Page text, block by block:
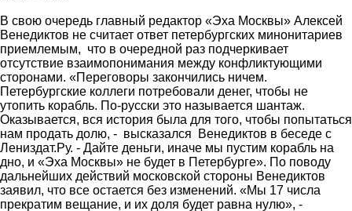
В свою очередь главный редактор «Эха Москвы» Алексей
Венедиктов не считает ответ петербургских минонитариев
приемлемым, что в очередной раз подчеркивает
отсутствие взаимопонимания между конфликтующими
сторонами. «Переговоры закончились ничем.
Петербургские коллеги потребовали денег, чтобы не
утопить корабль. По-русски это называется шантаж.
Оказывается, вся история была для того, чтобы попытаться
нам продать долю, - высказался Венедиктов в беседе с
Лениздат.Ру. - Дайте деньги, иначе мы пустим корабль на
дно, и «Эха Москвы» не будет в Петербурге». По поводу
дальнейших действий московской стороны Венедиктов
заявил, что все остается без изменений. «Мы 17 числа
прекратим вещание, и их доля будет равна нулю», -